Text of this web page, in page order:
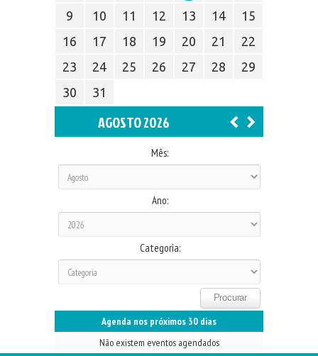
9
10 11 12 13 14
15
16
17 18 19 20 21
22
23
24 25 26 27 28
29
30
31
AGOSTO 2026
Mês:
Ano:
Categoria:
Agenda nos próximos 30 dias
Não existem eventos agendados